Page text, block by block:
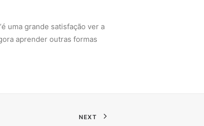
uma grande satisfação ver a
aprender outras formas
NEXT